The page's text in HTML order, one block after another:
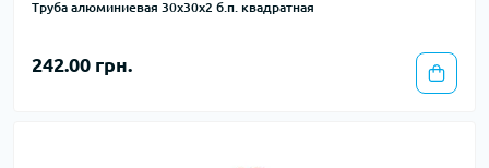
Труба алюминиевая 30х30х2 б.п. квадратная
242.00 грн.